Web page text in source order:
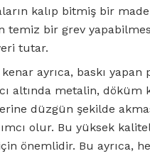
kalıp bitmiş bir
temiz bir grev
tutar.
ayrıca, baskı yapan
altında metalin, döküm
düzgün şekilde
olur. Bu yüksek
önemlidir. Bu ayrıca,